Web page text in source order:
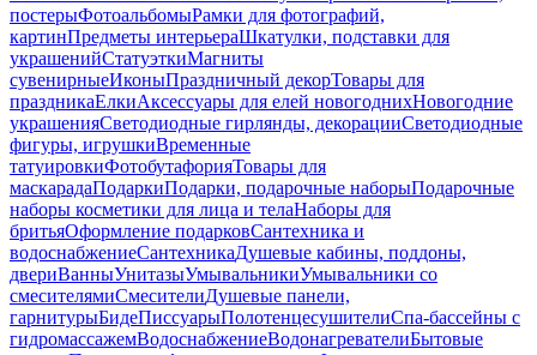
постерыФотоальбомыРамки для фотографий,
картинПредметы интерьераШкатулки, подставки для
украшенийСтатуэткиМагниты
сувенирныеИконыПраздничный декорТовары для
праздникаЕлкиАксессуары для елей новогоднихНовогодние
украшенияСветодиодные гирлянды, декорацииСветодиодные
фигуры, игрушкиВременные
татуировкиФотобутафорияТовары для
маскарадаПодаркиПодарки, подарочные наборыПодарочные
наборы косметики для лица и телаНаборы для
бритьяОформление подарковСантехника и
водоснабжениеСантехникаДушевые кабины, поддоны,
двериВанныУнитазыУмывальникиУмывальники со
смесителямиСмесителиДушевые панели,
гарнитурыБидеПиссуарыПолотенцесушителиСпа-бассейны с
гидромассажемВодоснабжениеВодонагревателиБытовые